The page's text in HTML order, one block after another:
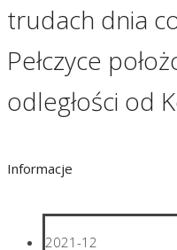
trudach dnia
Pełczyce
odległości od
Informacje
2021-12